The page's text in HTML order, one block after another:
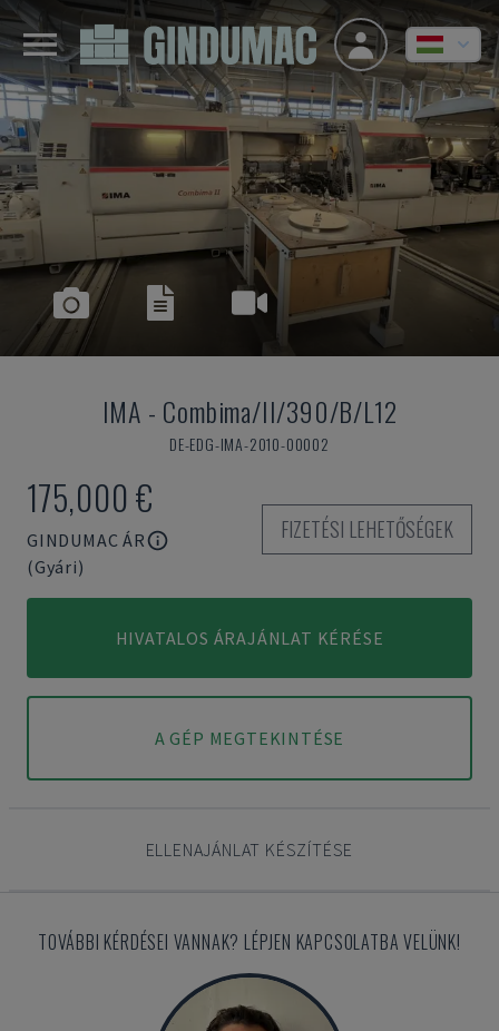
IMA - Combima/II/390/B/L12
DE-EDG-IMA-2010-00002
175,000 €
GINDUMAC ÁR
(Gyári)
FIZETÉSI LEHETŐSÉGEK
HIVATALOS ÁRAJÁNLAT KÉRÉSE
A GÉP MEGTEKINTÉSE
ELLENAJÁNLAT KÉSZÍTÉSE
TOVÁBBI KÉRDÉSEI VANNAK? LÉPJEN KAPCSOLATBA VELÜNK!